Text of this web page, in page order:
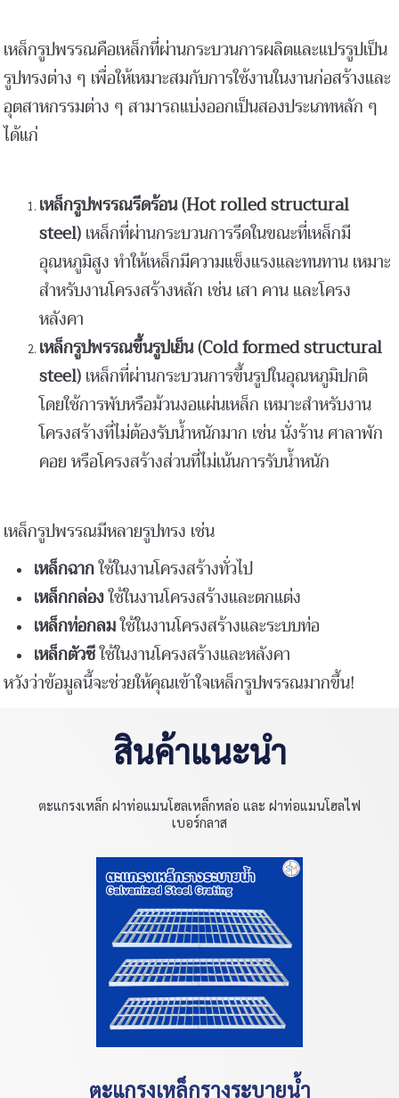
เหล็กรูปพรรณคือเหล็กที่ผ่านกระบวนการผลิตและแปรรูปเป็น
รูปทรงต่าง ๆ เพื่อให้เหมาะสมกับการใช้งานในงานก่อสร้างและ
อุตสาหกรรมต่าง ๆ สามารถแบ่งออกเป็นสองประเภทหลัก ๆ
ได้แก่
เหล็กรูปพรรณรีดร้อน (Hot rolled structural
steel)เหล็กที่ผ่านกระบวนการรีดในขณะที่เหล็กมี
อุณหภูมิสูง ทำให้เหล็กมีความแข็งแรงและทนทาน เหมาะ
สำหรับงานโครงสร้างหลัก เช่น เสา คาน และโครง
หลังคา
เหล็กรูปพรรณขึ้นรูปเย็น (Cold formed structural
steel)เหล็กที่ผ่านกระบวนการขึ้นรูปในอุณหภูมิปกติ
โดยใช้การพับหรือม้วนงอแผ่นเหล็ก เหมาะสำหรับงาน
โครงสร้างที่ไม่ต้องรับน้ำหนักมาก เช่น นั่งร้าน ศาลาพัก
คอย หรือโครงสร้างส่วนที่ไม่เน้นการรับน้ำหนัก
เหล็กรูปพรรณมีหลายรูปทรง เช่น
เหล็กฉากใช้ในงานโครงสร้างทั่วไป
เหล็กกล่องใช้ในงานโครงสร้างและตกแต่ง
เหล็กท่อกลมใช้ในงานโครงสร้างและระบบท่อ
เหล็กตัวซีใช้ในงานโครงสร้างและหลังคา
หวังว่าข้อมูลนี้จะช่วยให้คุณเข้าใจเหล็กรูปพรรณมากขึ้น!
สินค้าแนะนำ
ตะแกรงเหล็ก ฝาท่อแมนโฮลเหล็กหล่อ และ ฝาท่อแมนโฮลไฟ
เบอร์กลาส
ตะแกรงเหล็กรางระบายน้ำ